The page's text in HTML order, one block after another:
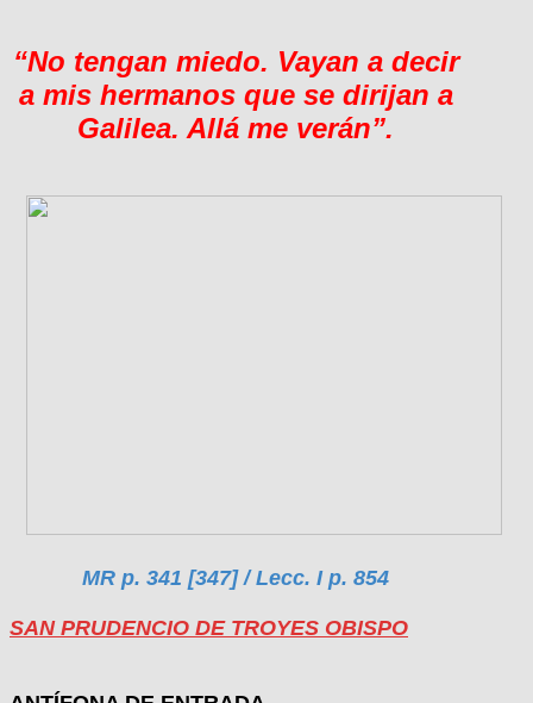
“No tengan miedo. Vayan a decir
a mis hermanos que se dirijan a
Galilea. Allá me verán”.
MR p. 341 [347] / Lecc. I p. 854
SAN PRUDENCIO DE TROYES OBISPO